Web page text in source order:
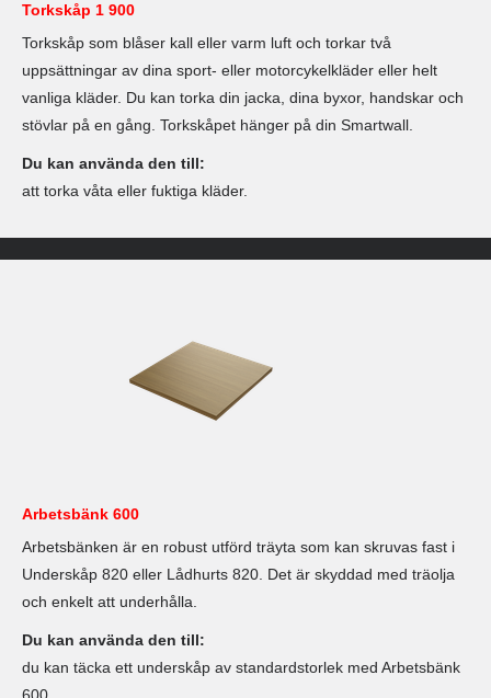
Torkskåp 1 900
Torkskåp som blåser kall eller varm luft och torkar två
uppsättningar av dina sport- eller motorcykelkläder eller helt
vanliga kläder. Du kan torka din jacka, dina byxor, handskar och
stövlar på en gång. Torkskåpet hänger på din Smartwall.
Du kan använda den till:
att torka våta eller fuktiga kläder.
Arbetsbänk 600
Arbetsbänken är en robust utförd träyta som kan skruvas fast i
Underskåp 820 eller Lådhurts 820. Det är skyddad med träolja
och enkelt att underhålla.
Du kan använda den till:
du kan täcka ett underskåp av standardstorlek med Arbetsbänk